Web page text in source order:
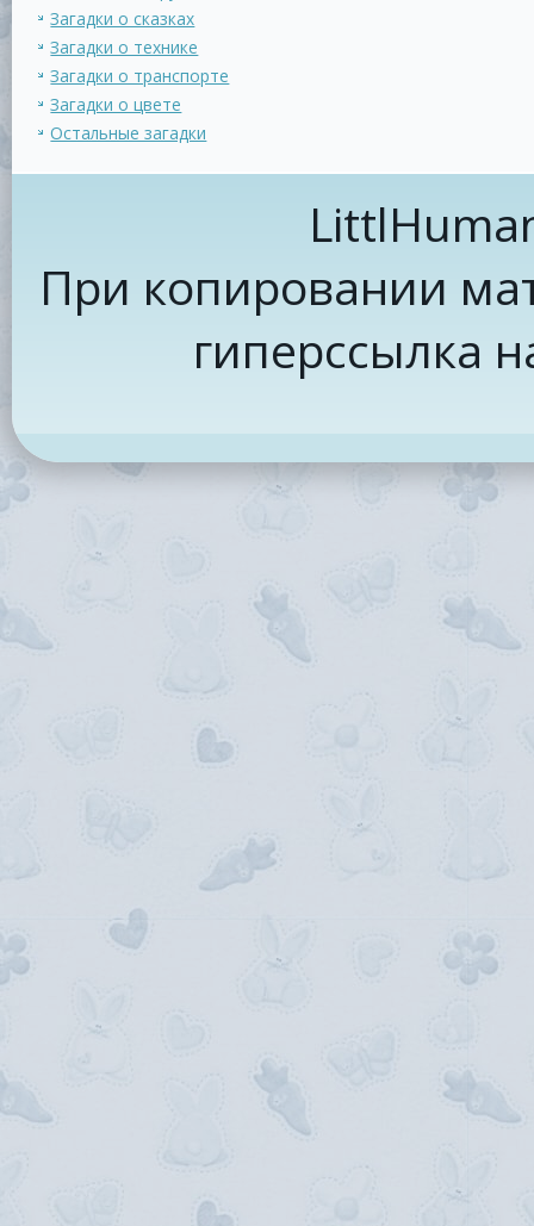
Загадки о сказках
Загадки о технике
Загадки о транспорте
Загадки о цвете
Остальные загадки
При копировании
гиперссылка